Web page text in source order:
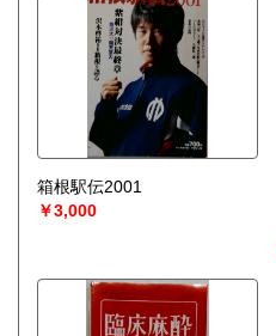
箱根駅伝2001
￥3,000